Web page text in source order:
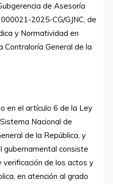
de Asesoría
2025-CG/GJNC, de
y Normatividad en
Contraloría General de la
en el artículo 6 de la Ley
Nacional de
de la República, y
gubernamental consiste
verificación de los actos y
en atención al grado